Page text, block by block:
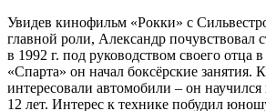
Увидев кинофильм «Рокки» с
главной роли, Александр почувствовал
в 1992 г. под руководством своего отца
«Спарта» он начал боксёрские занятия.
интересовали автомобили – он
12 лет. Интерес к технике побудил